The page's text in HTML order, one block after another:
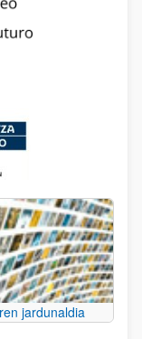
jardunaldia